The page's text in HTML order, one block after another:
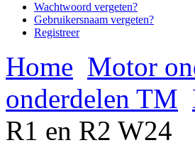
Wachtwoord vergeten?
Gebruikersnaam vergeten?
Registreer
Home Motor
onderdelen TM
R1 en R2 W24